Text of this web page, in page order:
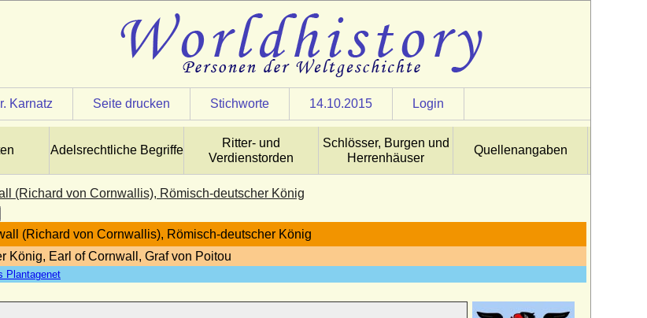
Karnatz Seite drucken Stichworte 14.10.2015 Login
Adelsrechtliche Begriffe
Ritter- und
Verdienstorden
Schlösser, Burgen und
Herrenhäuser
Quellenangaben
(Richard von Cornwallis), Römisch-deutscher König
(Richard von Cornwallis), Römisch-deutscher König
König, Earl of Cornwall, Graf von Poitou
Plantagenet